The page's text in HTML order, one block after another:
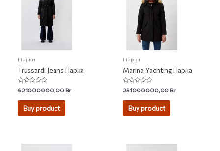
Парки
Trussardi Jeans Парка
Rated
0
out
621000000,00Br
Buy product
Парки
Marina Yachting Парка
Rated
0
out
251000000,00Br
Buy product